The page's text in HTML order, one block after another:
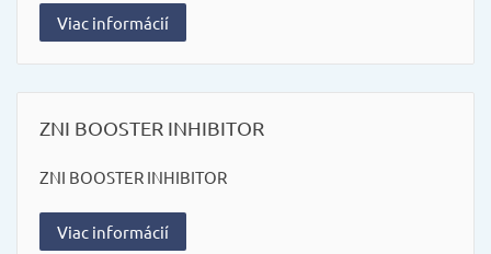
Viac informácií
ZNI BOOSTER INHIBITOR
ZNI BOOSTER INHIBITOR
Viac informácií